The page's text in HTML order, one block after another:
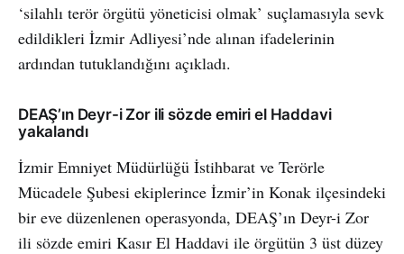
‘silahlı terör örgütü yöneticisi olmak’ suçlamasıyla sevk
edildikleri İzmir Adliyesi’nde alınan ifadelerinin
ardından tutuklandığını açıkladı.
DEAŞ’ın Deyr-i Zor ili sözde emiri el Haddavi
yakalandı
İzmir Emniyet Müdürlüğü İstihbarat ve Terörle
Mücadele Şubesi ekiplerince İzmir’in Konak ilçesindeki
bir eve düzenlenen operasyonda, DEAŞ’ın Deyr-i Zor
ili sözde emiri Kasır El Haddavi ile örgütün 3 üst düzey